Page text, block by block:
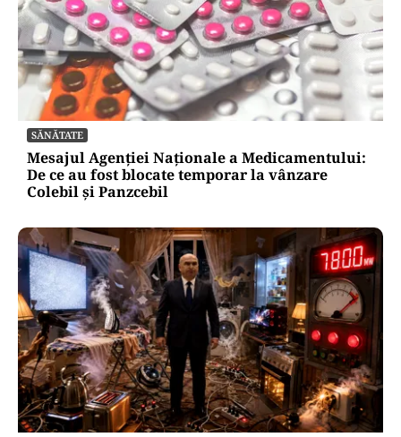
SĂNĂTATE
Mesajul Agenției Naționale a Medicamentului:
De ce au fost blocate temporar la vânzare
Colebil și Panzcebil